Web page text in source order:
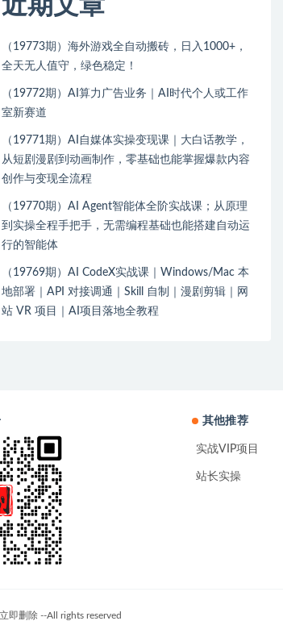
近期文章
（19773期）海外游戏全自动搬砖，日入1000+，
全天无人值守，绿色稳定！
（19772期）AI算力广告业务｜AI时代个人或工作
室新赛道
（19771期）AI自媒体实操变现课｜大白话教学，
从短剧漫剧到动画制作，零基础也能掌握爆款内容
创作与变现全流程
（19770期）AI Agent智能体全阶实战课；从原理
到实操全程手把手，无需编程基础也能搭建自动运
行的智能体
（19769期）AI CodeX实战课｜Windows/Mac 本
地部署｜API 对接调通｜Skill 自制｜漫剧剪辑｜网
站 VR 项目｜AI项目落地全教程
其他推荐
实战VIP项目
站长实操
即删除 --All rights reserved